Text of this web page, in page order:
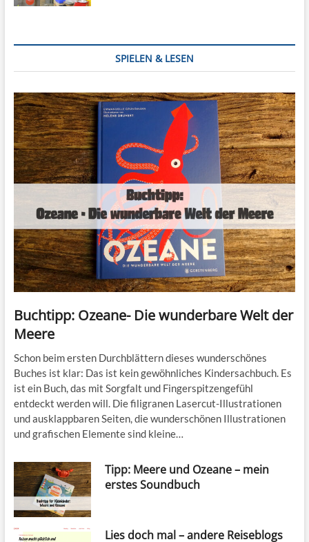
SPIELEN & LESEN
Buchtipp: Ozeane- Die wunderbare Welt der
Meere
Schon beim ersten Durchblättern dieses wunderschönes
Buches ist klar: Das ist kein gewöhnliches Kindersachbuch. Es
ist ein Buch, das mit Sorgfalt und Fingerspitzengefühl
entdeckt werden will. Die filigranen Lasercut-Illustrationen
und ausklappbaren Seiten, die wunderschönen Illustrationen
und grafischen Elemente sind kleine…
Tipp: Meere und Ozeane – mein
erstes Soundbuch
Lies doch mal – andere Reiseblogs